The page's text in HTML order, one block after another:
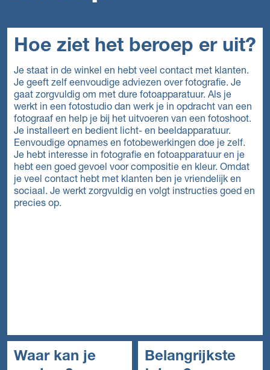
Hoe ziet het beroep er uit?
Je staat in de winkel en hebt veel contact met klanten.
Je geeft zelf eenvoudige adviezen over fotografie. Je
gaat zorgvuldig om met dure fotoapparatuur. Als je
werkt in een fotostudio dan werk je in opdracht van een
fotograaf en help je bij het uitvoeren van een fotoshoot.
Je installeert en bedient licht- en beeldapparatuur.
Eenvoudige opnames en fotobewerkingen doe je zelf.
Je hebt interesse in fotografie en fotoapparatuur en je
hebt een goed gevoel voor compositie en kleur. Omdat
je veel contact hebt met klanten ben je vriendelijk en
sociaal. Je werkt zorgvuldig en volgt instructies goed en
precies op.
Waar kan je
Belangrijkste